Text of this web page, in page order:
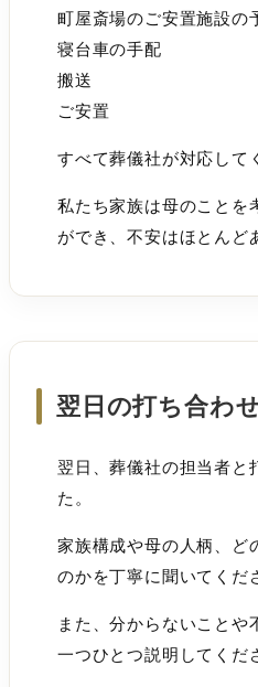
町屋斎場のご安置施設の
寝台車の手配
搬送
ご安置
すべて葬儀社が対応して
私たち家族は母のことを
ができ、不安はほとんど
翌日の打ち合わ
翌日、葬儀社の担当者と
た。
家族構成や母の人柄、ど
のかを丁寧に聞いてくだ
また、分からないことや
一つひとつ説明してくだ